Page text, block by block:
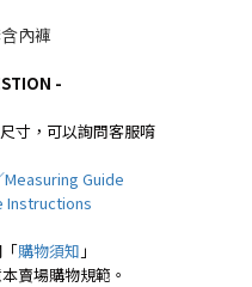
內褲
-
寸，可以詢問客服唷
Guide
Instructions
購物須知 」
賣場購物規範。